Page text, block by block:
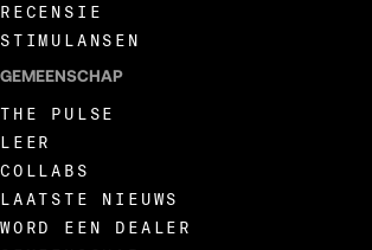
RECENSIE
STIMULANSEN
GEMEENSCHAP
THE PULSE
LEER
COLLABS
LAATSTE NIEUWS
WORD EEN DEALER